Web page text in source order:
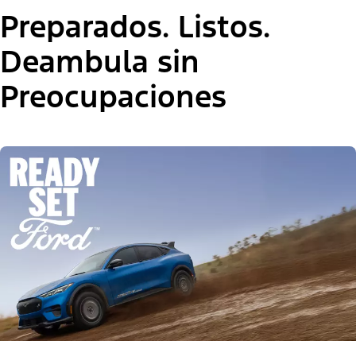
Preparados. Listos.
Deambula sin
Preocupaciones